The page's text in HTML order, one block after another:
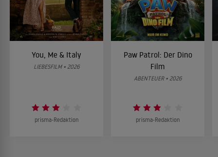
You, Me & Italy
LIEBESFILM • 2026
prisma-Redaktion
Paw Patrol: Der Dino
Film
ABENTEUER • 2026
prisma-Redaktion